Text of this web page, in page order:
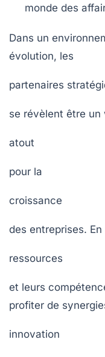
monde des
Dans un
évolution, les
partenaires
se révèlent être un
atout
pour la
croissance
des entreprises.
ressources
et leurs
profiter de
innovation